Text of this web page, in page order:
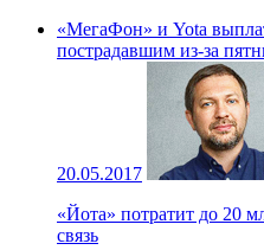
«МегаФон» и Yota
пострадавшим из-за
20.05.2017
«Йота» потратит до 20
связь